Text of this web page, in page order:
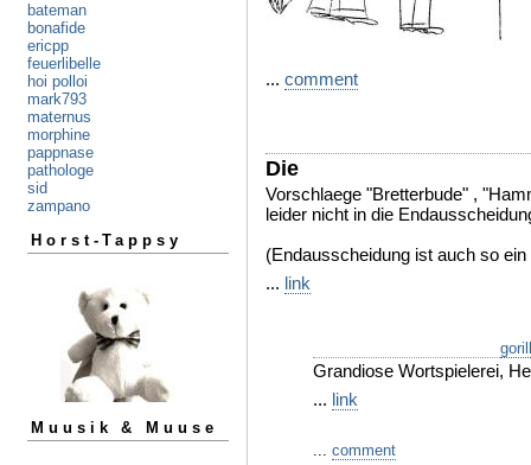
bateman
bonafide
ericpp
feuerlibelle
hoi polloi
mark793
maternus
morphine
pappnase
pathologe
sid
zampano
Horst-Tappsy
Muusik & Muuse
... comment
Die
Vorschlaege "Bretterbude" ,
leider nicht in die
(Endausscheidung ist auch so
... link
Grandiose Wortspielerei,
... link
... comment